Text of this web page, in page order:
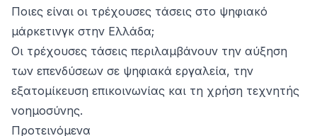
Ποιες είναι οι τρέχουσες τάσεις στο ψηφιακό
μάρκετινγκ στην Ελλάδα;
Οι τρέχουσες τάσεις περιλαμβάνουν την αύξηση
των επενδύσεων σε ψηφιακά εργαλεία, την
εξατομίκευση επικοινωνίας και τη χρήση τεχνητής
νοημοσύνης.
Προτεινόμενα